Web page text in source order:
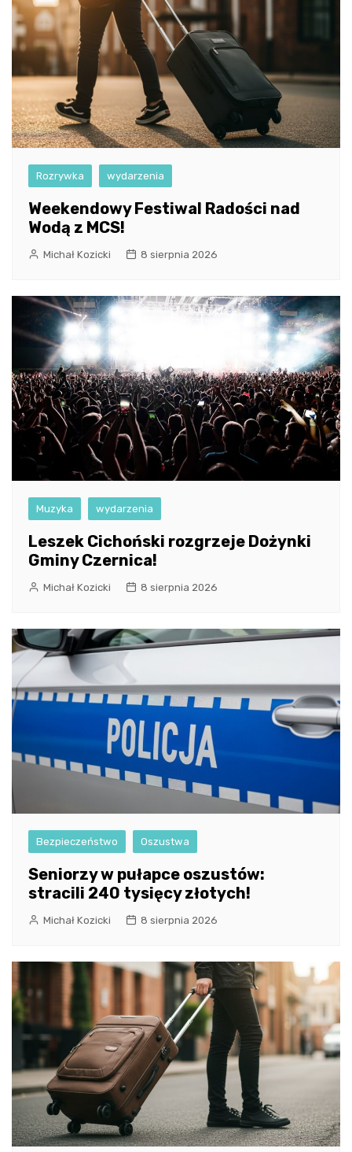
Rozrywka wydarzenia
Weekendowy Festiwal Radości nad
Wodą z MCS!
Michał Kozicki 8 sierpnia 2026
Muzyka wydarzenia
Leszek Cichoński rozgrzeje Dożynki
Gminy Czernica!
Michał Kozicki 8 sierpnia 2026
Bezpieczeństwo Oszustwa
Seniorzy w pułapce oszustów:
stracili 240 tysięcy złotych!
Michał Kozicki 8 sierpnia 2026